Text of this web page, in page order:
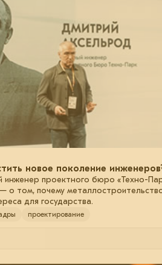
новое поколение
инженер проектного бюро «Техно-
о том, почему
для государства.
проектирование